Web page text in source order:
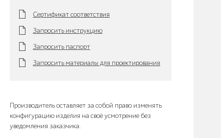
Сертификат соответствия
Запросить инструкцию
Запросить паспорт
Запросить материалы для проектирования
Производитель оставляет за собой право изменять
конфигурацию изделия на своё усмотрение без
уведомления заказчика.